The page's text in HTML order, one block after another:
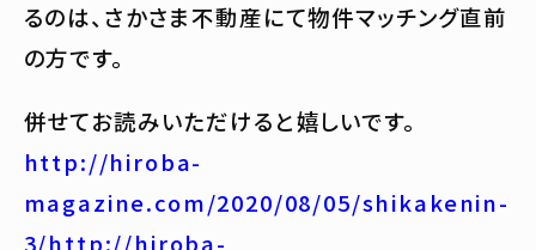
るのは、さかさま不動産にて物件マッチング直前
の方です。
併せてお読みいただけると嬉しいです。
http://hiroba-
magazine.com/2020/08/05/shikakenin-
3/http://hiroba-